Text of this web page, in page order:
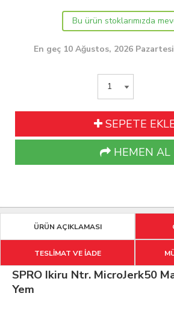
Bu ürün stoklarımızda
En geç 10 Ağustos, 2026
SEPETE
HEMEN AL
ÜRÜN AÇIKLAMASI
TESLİMAT VE İADE
SPRO Ikiru Ntr. MicroJerk50
Yem